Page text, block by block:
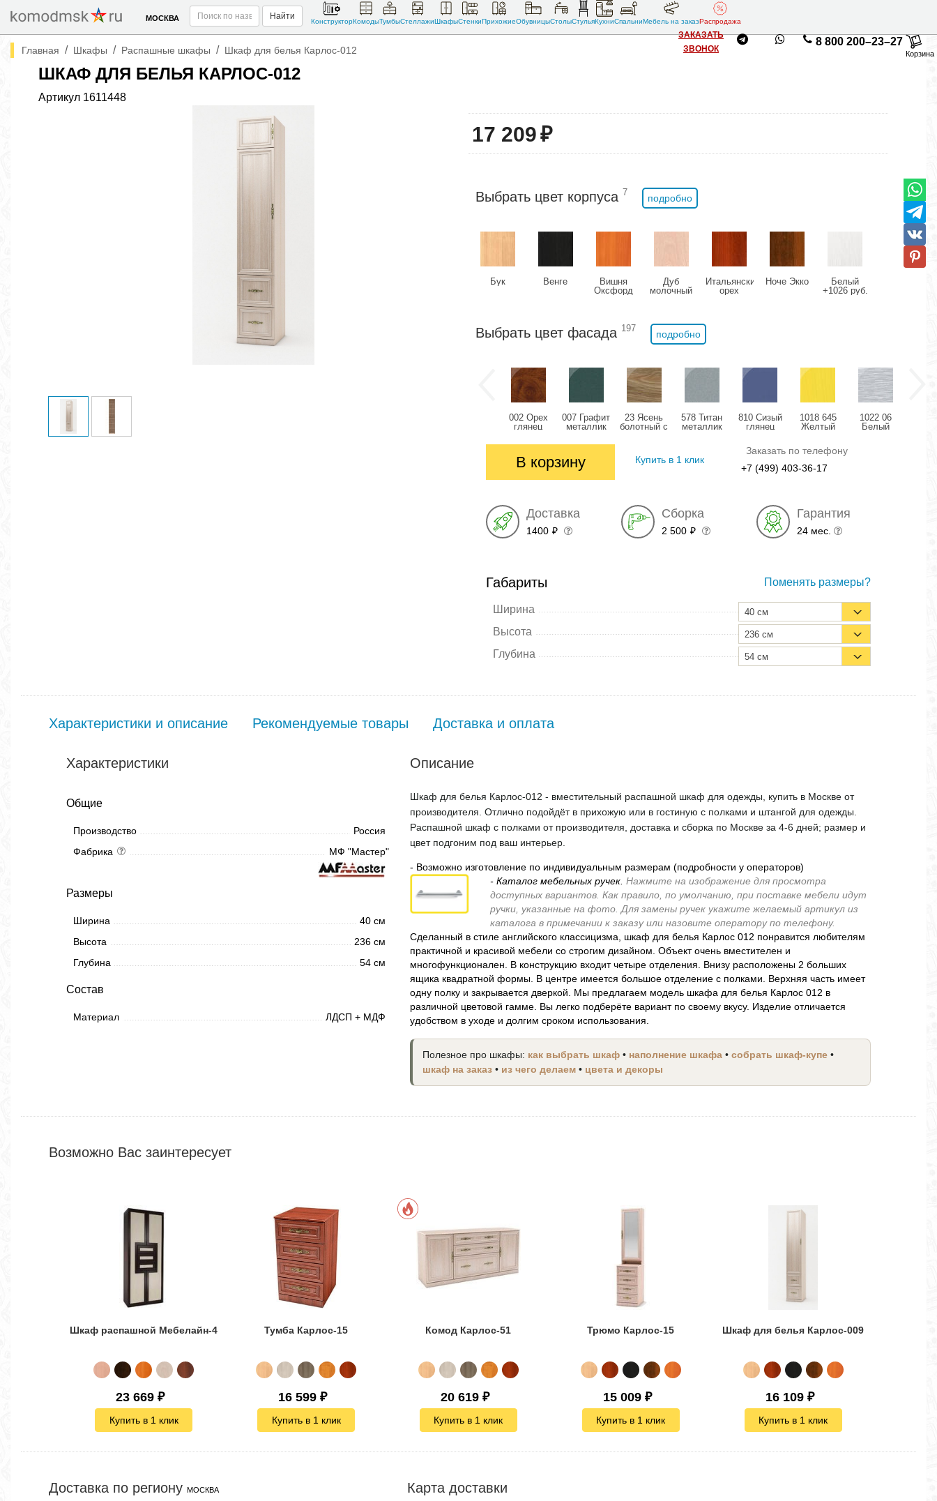
МОСКВА Найти
КонструкторКомодыТумбыСтеллажиШкафыСтенкиПрихожиеОбувницыСтолыСтульяКухниСпальниМебель на заказРаспродажа
ЗАКАЗАТЬ
ЗВОНОК
8 800 200–23–27
Корзина
Главная / Шкафы / Распашные шкафы / Шкаф для белья Карлос-012
ШКАФ ДЛЯ БЕЛЬЯ КАРЛОС-012
Артикул 1611448
17 209₽
Выбрать цвет корпуса 7
подробно
Бук Венге
Вишня
Оксфорд
Дуб
молочный
Итальянский
орех
Ноче Экко
Белый
+1026 руб.
Выбрать цвет фасада 197
подробно
002 Орех
глянец
007 Графит
металлик
23 Ясень
болотный с
578 Титан
металлик
810 Сизый
глянец
1018 645
Желтый
глянец
1022 06
Белый
В корзину Купить в 1 клик
Заказать по телефону
+7 (499) 403-36-17
Доставка
1400 ₽
Сборка
2 500 ₽
Гарантия
24 мес.
Габариты Поменять размеры?
Ширина 40 см
Высота 236 см
Глубина 54 см
Характеристики и описание Рекомендуемые товары Доставка и оплата
Характеристики
Общие
Производство
Россия
Фабрика
МФ "Мастер"
Размеры
Ширина
40 см
Высота
236 см
Глубина
54 см
Состав
Материал ЛДСП + МДФ
Описание
Шкаф для белья Карлос-012 - вместительный распашной шкаф для одежды, купить в Москве от
производителя. Отлично подойдёт в прихожую или в гостиную с полками и штангой для одежды.
Распашной шкаф с полками от производителя, доставка и сборка по Москве за 4-6 дней; размер и
цвет подгоним под ваш интерьер.
- Возможно изготовление по индивидуальным размерам (подробности у операторов)
- Каталог мебельных ручек.Нажмите на изображение для просмотра
доступных вариантов. Как правило, по умолчанию, при поставке мебели идут
ручки, указанные на фото. Для замены ручек укажите желаемый артикул из
каталога в примечании к заказу или назовите оператору по телефону.
Сделанный в стиле английского классицизма, шкаф для белья Карлос 012 понравится любителям
практичной и красивой мебели со строгим дизайном. Объект очень вместителен и
многофункционален. В конструкцию входит четыре отделения. Внизу расположены 2 больших
ящика квадратной формы. В центре имеется большое отделение с полками. Верхняя часть имеет
одну полку и закрывается дверкой. Мы предлагаем модель шкафа для белья Карлос 012 в
различной цветовой гамме. Вы легко подберёте вариант по своему вкусу. Изделие отличается
удобством в уходе и долгим сроком использования.
Полезное про шкафы: как выбрать шкаф • наполнение шкафа •собрать шкаф-купе •
шкаф на заказ • из чего делаем • цвета и декоры
Возможно Вас заинтересует
Шкаф распашной Мебелайн-4
23 669 ₽
Купить в 1 клик
Тумба Карлос-15
16 599 ₽
Купить в 1 клик
Комод Карлос-51
20 619 ₽
Купить в 1 клик
Трюмо Карлос-15
15 009 ₽
Купить в 1 клик
Шкаф для белья Карлос-009
16 109 ₽
Купить в 1 клик
Доставка по региону МОСКВА Карта доставки